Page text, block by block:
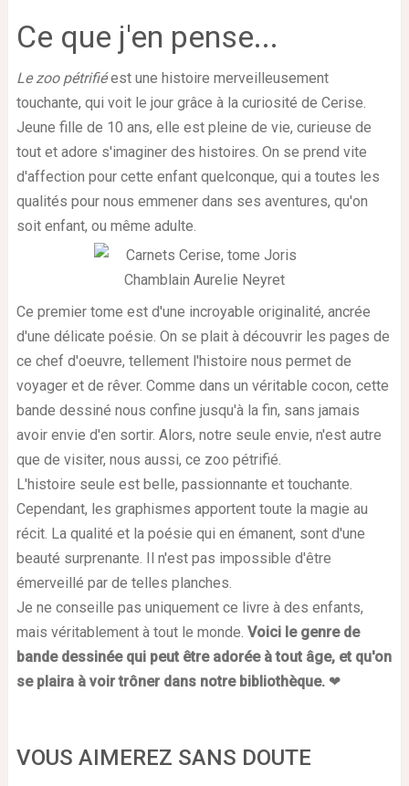
Ce que j'en pense...
Le zoo pétrifiéest une histoire merveilleusement
touchante, qui voit le jour grâce à la curiosité de Cerise.
Jeune fille de 10 ans, elle est pleine de vie, curieuse de
tout et adore s'imaginer des histoires. On se prend vite
d'affection pour cette enfant quelconque, qui a toutes les
qualités pour nous emmener dans ses aventures, qu'on
soit enfant, ou même adulte.
Ce premier tome est d'une incroyable originalité, ancrée
d'une délicate poésie. On se plait à découvrir les pages de
ce chef d'oeuvre, tellement l'histoire nous permet de
voyager et de rêver. Comme dans un véritable cocon, cette
bande dessiné nous confine jusqu'à la fin, sans jamais
avoir envie d'en sortir. Alors, notre seule envie, n'est autre
que de visiter, nous aussi, ce zoo pétrifié.
L'histoire seule est belle, passionnante et touchante.
Cependant, les graphismes apportent toute la magie au
récit. La qualité et la poésie qui en émanent, sont d'une
beauté surprenante. Il n'est pas impossible d'être
émerveillé par de telles planches.
Je ne conseille pas uniquement ce livre à des enfants,
mais véritablement à tout le monde. Voici le genre de
bande dessinée qui peut être adorée à tout âge, et qu'on
se plaira à voir trôner dans notre bibliothèque. ❤
VOUS AIMEREZ SANS DOUTE